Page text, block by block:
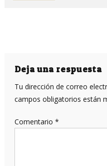
Deja una respuesta
Tu dirección de correo
campos obligatorios están
Comentario *